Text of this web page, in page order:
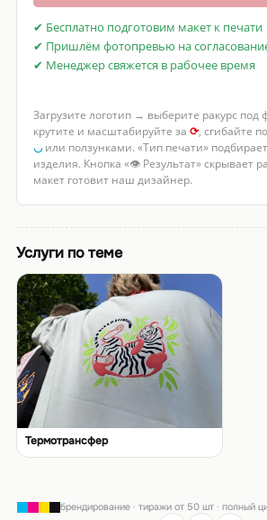
✔ Бесплатно подготовим макет к печати
✔ Пришлём фотопревью на
✔ Менеджер свяжется в рабочее время
Загрузите логотип → выберите ракурс под
крутите и масштабируйте за ⟳, сгибайте
◡или ползунками. «Тип печати»
изделия. Кнопка «👁 Результат» скрывает
макет готовит наш дизайнер.
Услуги по теме
Термотрансфер
брендирование · тиражи от 50 шт · полный